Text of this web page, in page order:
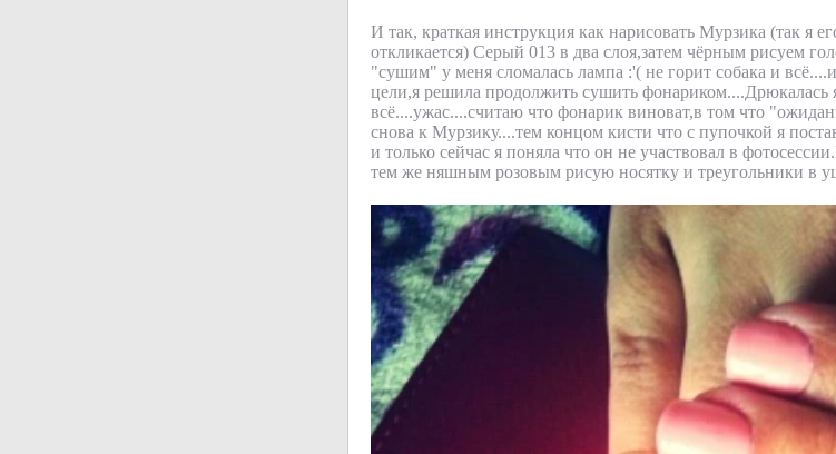
И так, краткая инструкция как нарисовать Мурзика (так я
откликается) Серый 013 в два слоя,затем чёрным рисуем
"сушим" у меня сломалась лампа :'( не горит собака и
цели,я решила продолжить сушить фонариком....Дрюкалась
всё....ужас....считаю что фонарик виноват,в том что
снова к Мурзику....тем концом кисти что с пупочкой я
и только сейчас я поняла что он не участвовал в
тем же няшным розовым рисую носятку и треугольники в